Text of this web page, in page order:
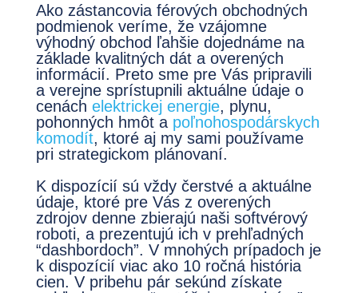
Ako zástancovia férových obchodných
podmienok veríme, že vzájomne
výhodný obchod ľahšie dojednáme na
základe kvalitných dát a overených
informácií. Preto sme pre Vás pripravili
a verejne sprístupnili aktuálne údaje o
cenách elektrickej energie, plynu,
pohonných hmôt a poľnohospodárskych
komodít, ktoré aj my sami používame
pri strategickom plánovaní.
K dispozícií sú vždy čerstvé a aktuálne
údaje, ktoré pre Vás z overených
zdrojov denne zbierajú naši softvérový
roboti, a prezentujú ich v prehľadných
“dashbordoch”. V mnohých prípadoch je
k dispozícií viac ako 10 ročná história
cien. V pribehu pár sekúnd získate